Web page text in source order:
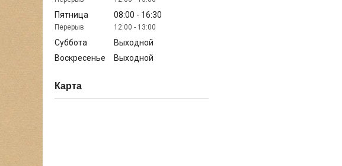
Пятница 08:00 16:30
12:00 13:00
Суббота
Выходной
Воскресенье
Выходной
Карта